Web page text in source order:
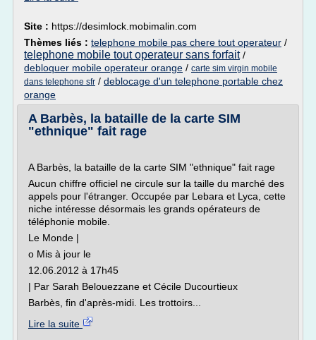
Site : https://desimlock.mobimalin.com
Thèmes liés : telephone mobile pas chere tout operateur /
telephone mobile tout operateur sans forfait/
debloquer mobile operateur orange / carte sim virgin mobile
dans telephone sfr / deblocage d'un telephone portable chez
orange
A Barbès, la bataille de la carte SIM
"ethnique" fait rage
A Barbès, la bataille de la carte SIM "ethnique" fait rage
Aucun chiffre officiel ne circule sur la taille du marché des
appels pour l'étranger. Occupée par Lebara et Lyca, cette
niche intéresse désormais les grands opérateurs de
téléphonie mobile.
Le Monde |
o Mis à jour le
12.06.2012 à 17h45
| Par Sarah Belouezzane et Cécile Ducourtieux
Barbès, fin d'après-midi. Les trottoirs...
Lire la suite